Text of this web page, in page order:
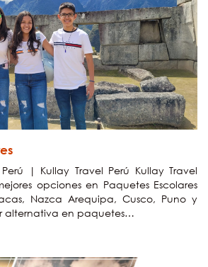
Perú | Kullay Travel Perú Kullay Travel
opciones en Paquetes Escolares
Nazca Arequipa, Cusco, Puno y
alternativa en paquetes…